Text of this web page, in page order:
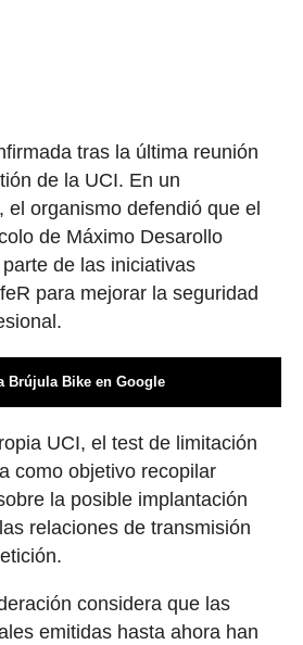
tras la última reunión
de la UCI. En un
el organismo defendió que el
de Máximo Desarollo
de las iniciativas
para mejorar la seguridad
Brújula Bike en Google
UCI, el test de limitación
como objetivo recopilar
la posible implantación
relaciones de transmisión
considera que las
emitidas hasta ahora han